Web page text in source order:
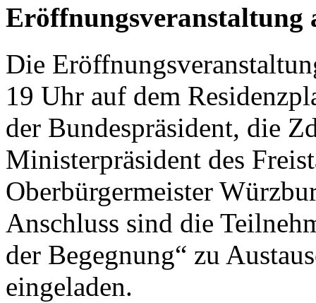
Eröffnungsveranstaltung
Die
19 Uhr auf dem
der Bundespräsident, die
Ministerpräsident des
Oberbürgermeister
Anschluss sind die
der Begegnung“ zu
eingeladen.